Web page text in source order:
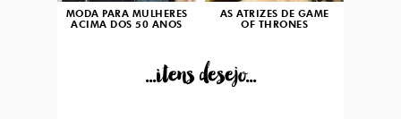
MODA PARA MULHERES
ACIMA DOS 50 ANOS
AS ATRIZES DE GAME
OF THRONES
...itens desejo...